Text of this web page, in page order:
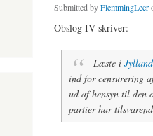
Submitted byFlemmingLeer
Obslog IV skriver:
Læste i
ind for censurering
ud af hensyn til den
partier har